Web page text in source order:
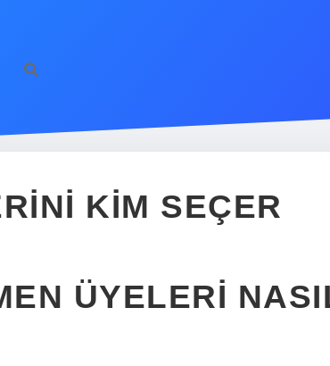
KIM SEÇER
ÜYELERI